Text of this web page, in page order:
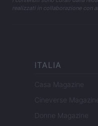
realizzati in collaborazione con
ITALIA
Casa Magazine
Cineverse
Donne Magazine